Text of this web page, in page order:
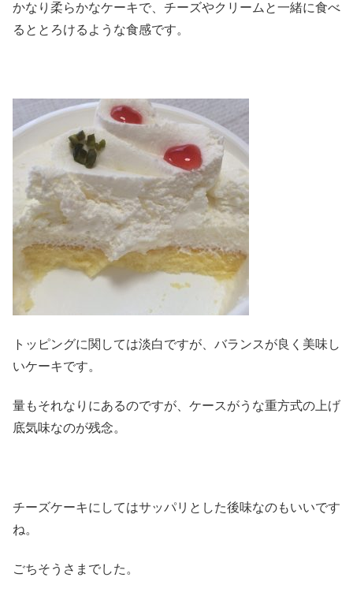
かなり柔らかなケーキで、チーズやクリームと一緒に食べ
るととろけるような食感です。
トッピングに関しては淡白ですが、バランスが良く美味し
いケーキです。
量もそれなりにあるのですが、ケースがうな重方式の上げ
底気味なのが残念。
チーズケーキにしてはサッパリとした後味なのもいいです
ね。
ごちそうさまでした。